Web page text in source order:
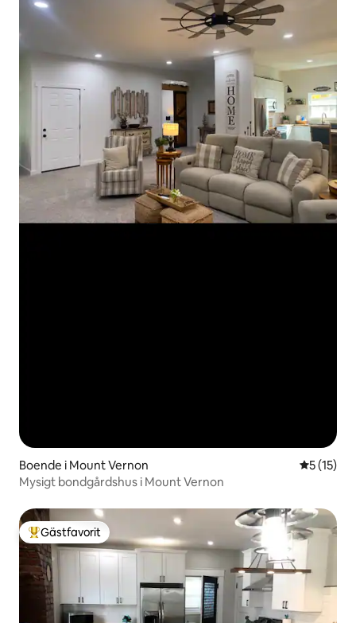
Boende i Mount Vernon 5 av 5 i
5 (15)
Mysigt bondgårdshus i Mount Vernon
Populär gästfavorit
Gästfavorit